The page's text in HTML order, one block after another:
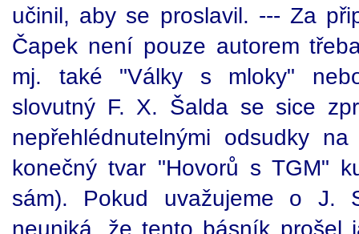
učinil, aby se proslavil. --- Za
Čapek není pouze autorem
mj. také "Války s mloky"
slovutný F. X. Šalda se sice
nepřehlédnutelnými odsudky
konečný tvar "Hovorů s TGM"
sám). Pokud uvažujeme o J.
neuniká, že tento básník prošel